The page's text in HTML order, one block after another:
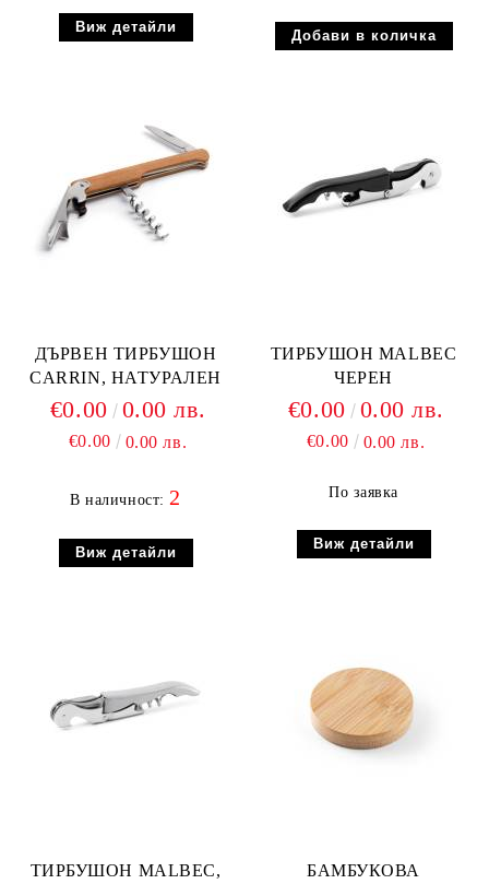
Виж детайли
ДЪРВЕН ТИРБУШОН
CARRIN, НАТУРАЛЕН
€0.00 0.00 лв.
€0.00 0.00 лв.
В наличност:2
Виж детайли
ТИРБУШОН MALBEC
ЧЕРЕН
€0.00 0.00 лв.
€0.00 0.00 лв.
По заявка
Виж детайли
ТИРБУШОН MALBEC,
БАМБУКОВА